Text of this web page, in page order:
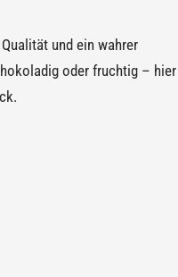
und ein wahrer
oder fruchtig – hier